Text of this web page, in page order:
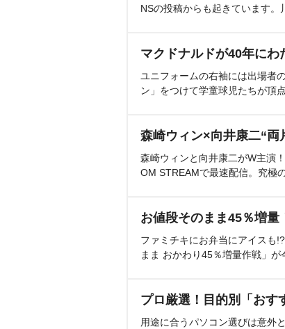
NSの投稿からも起きています。
マクドナルドが40年にわ
ユニフォームの右袖には出場者
ン」をつけて学童球児たちが頂
森崎ウィン×向井康二“両
森崎ウィンと向井康二がW主演
OM STREAMで最速配信。究極
お値段そのまま45％増
ファミチキにお弁当にアイスも
まま おかわり45％増量作戦」が
プロ厳選！目的別「おす
用途に合うパソコン選びは意外